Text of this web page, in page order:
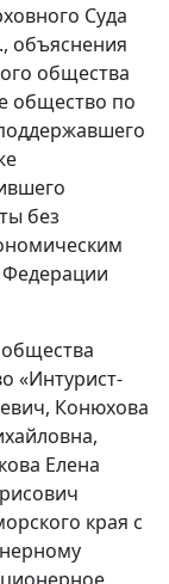
Суда
объяснения
общества
общество по
без
Федерации
«Интурист-
Конюхова
Елена
края с